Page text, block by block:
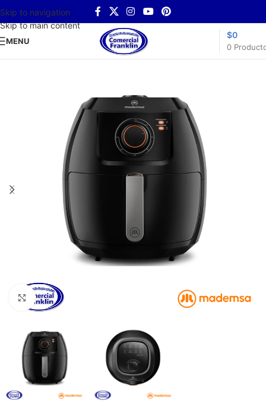
Skip to navigation
Skip to main content
MENU
0
$0
Haga clic para ampliar